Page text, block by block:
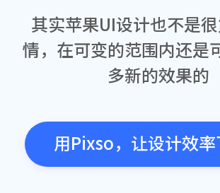
其实苹果UI设计也不是
情，在可变的范围内还是
多新的效果的
用Pixso，让设计效